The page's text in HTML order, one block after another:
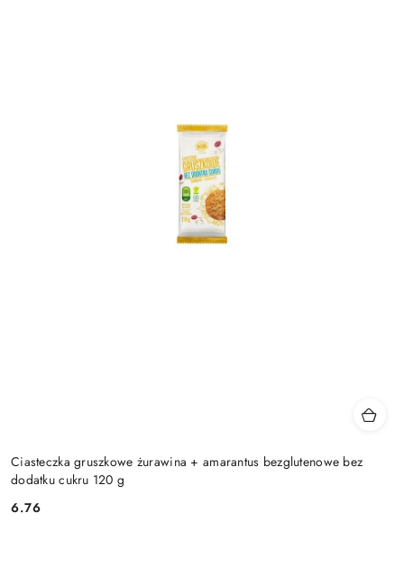
Ciasteczka gruszkowe żurawina + amarantus bezglutenowe bez
dodatku cukru 120 g
Cena:
6.76